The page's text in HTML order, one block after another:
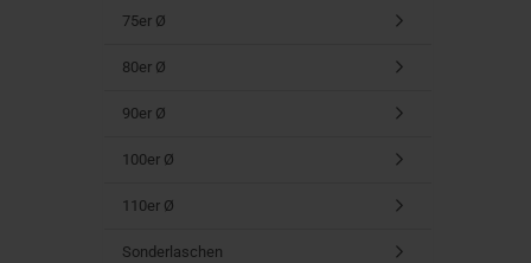
75er Ø
80er Ø
90er Ø
100er Ø
110er Ø
Sonderlaschen